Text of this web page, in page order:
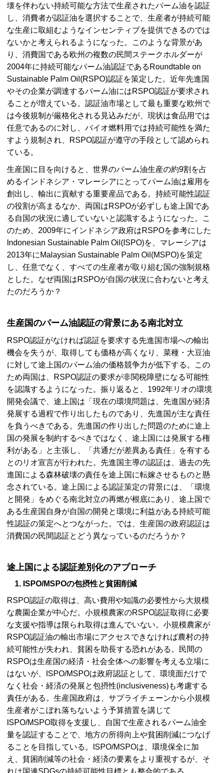
壊を伴わない持続可能な方法で生産されたパーム油を認証
し、消費者が認証油を選択することで、生産者が持続可能
な生産に取組むようなインセンティブを提供できるのでは
ないかと考えられるようになった。このような背景があ
り、消費国である欧州の複数の民間ステークホルダーが
2004年に持続可能なパーム油認証であるRoundtable on
Sustainable Palm Oil(RSPO)認証を策定した。近年先進国
やその企業が調達するパーム油にはRSPO認証が要求され
ることが増えている。認証油市場として最も重要な欧州で
は今後規制が厳格化される見込みだが、現状は食品用では
任意であるのに対し、バイオ燃料用では持続可能性を満た
すよう規制され、RSPO認証が遵守の手段として認められ
ている。
生産国に目を向けると、世界のパーム油生産の約9割を占
めるインドネシア・マレーシアにとってパーム油は雇用を
創出し、輸出に貢献する重要産品である。持続可能性認証
の役割が高まるなか、両国はRSPOが必ずしも途上国であ
る自国の状況に適していないと認識するようになった。こ
のため、2009年にインドネシア政府はRSPOを参考にした
Indonesian Sustainable Palm Oil(ISPO)を、マレーシアは
2013年にMalaysian Sustainable Palm Oil(MSPO)を策定
し、任意でなく、すべての生産者が取り組む国の強制規格
とした。なぜ両国はRSPOが自国の状況に合わないと考え
たのだろうか？
生産国のパーム油認証の背景にある南北対立
RSPO認証がなければ認証を要求する先進国市場への輸出
機会を失うが、取得しても価格が高くなり、菜種・大豆油
に対して途上国のパーム油の価格競争力が低下する。この
ため両国は、RSPO認証の要求が非関税障壁になる可能性
を認識するようになった。振り返ると、1992年リオの環境
開発会議で、途上国は「現在の環境問題は、先進国が経済
発展する過程で作り出したものであり、先進国が主な責任
を負うべきである。先進国の作り出した問題のために途上
国の発展を制約するべきではなく、途上国には発展する権
利がある」と主張し、「共通だが差異ある責任」を有する
とのリオ宣言が行われた。先進国主導の認証は、過去の先
進国による森林破壊の責任を途上国に転嫁させるものと懸
念されている。途上国による認証策定の背景には、「環境
と開発」をめぐる南北対立の再燃が根底にあり、途上国で
ある生産国自身が自国の開発と環境に利益がある持続可能
性認証の策定へとつながった。では、生産国の政府認証は
消費国の民間認証とどう異なっているのだろうか？
途上国による認証差別化のアプローチ
1. ISPO/MSPOの包摂性と貧困削減
RSPO認証の取得は、高い費用や知識の必要性から大規模
な農園企業が中心だ。小規模農家のRSPO認証取得に必要
な支援や指導は限られ取得は進んでいない。小規模農家が
RSPO認証油の輸出市場にアクセスできなければ農村の持
続可能性が失われ、貧困を助長する恐れがある。民間の
RSPOは生産国の経済・社会全体への影響を考える立場に
はないが、ISPO/MSPOは政府認証として、環境面だけで
なく社会・経済の発展と包摂性(inclusiveness)も考慮する
責任がある。生産国政府は、サプライチェーンから小規模
生産者がこぼれ落ちないよう予算措置を講じて
ISPO/MSPO取得を支援し、自国で生産されるパーム油全
量を認証することで、地方の所得向上や貧困削減につなげ
ることを目指している。ISPO/MSPOは、環境保全に加
え、貧困削減等の社会・経済の要素をより重視するが、そ
れは国連SDGsの持続可能性目標とも整合的である。